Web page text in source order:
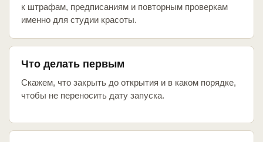
к штрафам, предписаниям и повторным проверкам
именно для студии красоты.
Что делать первым
Скажем, что закрыть до открытия и в каком порядке,
чтобы не переносить дату запуска.